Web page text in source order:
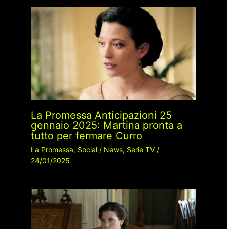
La Promessa Anticipazioni 25
gennaio 2025: Martina pronta a
tutto per fermare Curro
La Promessa, Social/ News, Serie TV/
24/01/2025